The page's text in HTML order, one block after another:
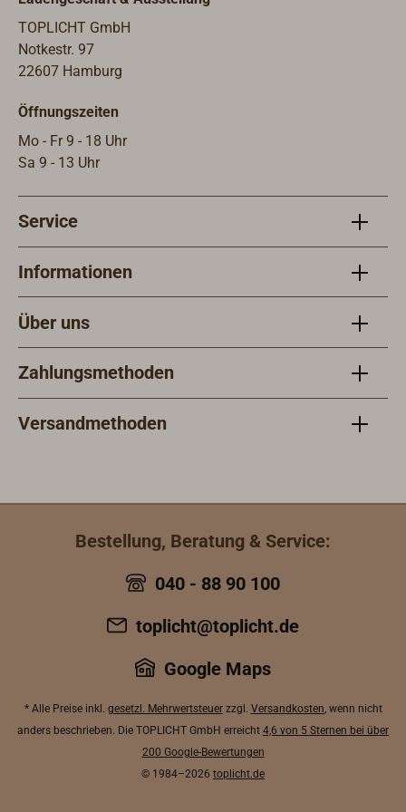
TOPLICHT GmbH
Notkestr. 97
22607 Hamburg
Öffnungszeiten
Mo - Fr 9 - 18 Uhr
Sa 9 - 13 Uhr
Service
Informationen
Über uns
Zahlungsmethoden
Versandmethoden
Bestellung, Beratung & Service:
040 - 88 90 100
toplicht@toplicht.de
Google Maps
* Alle Preise inkl. gesetzl. Mehrwertsteuerzzgl. Versandkosten, wenn nicht
anders beschrieben. Die TOPLICHT GmbH erreicht 4,6 von 5 Sternen bei über
200 Google-Bewertungen
© 1984–2026 toplicht.de